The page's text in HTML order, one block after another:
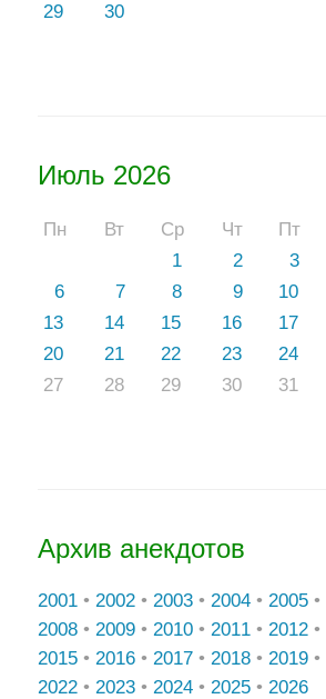
29
30
Июль 2026
Пн Вт Ср Чт Пт
1
2 3
6
7 8 9 10
13
14 15 16 17
20
21 22 23 24
27
28 29 30 31
Архив анекдотов
2001 • 2002 • 2003 • 2004 • 2005 •
2008 • 2009 • 2010 • 2011 • 2012 •
2015 • 2016 • 2017 • 2018 • 2019 •
2022 • 2023 • 2024 • 2025 • 2026